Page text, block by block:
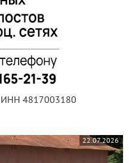
ИНН 4817003180
22.07.2026